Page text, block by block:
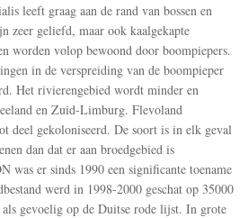
gaat
sinds
de
jaren
1990
in
grote
delen
van
Europa
achteruit
leeft graag aan de rand van bossen en
zeer geliefd, maar ook kaalgekapte
worden volop bewoond door boompiepers.
in de verspreiding van de boompieper
Het rivierengebied wordt minder en
en Zuid-Limburg. Flevoland
deel gekoloniseerd. De soort is in elk geval
dan dat er aan broedgebied is
was er sinds 1990 een significante toename
werd in 1998-2000 geschat op 35000
gevoelig op de Duitse rode lijst. In grote